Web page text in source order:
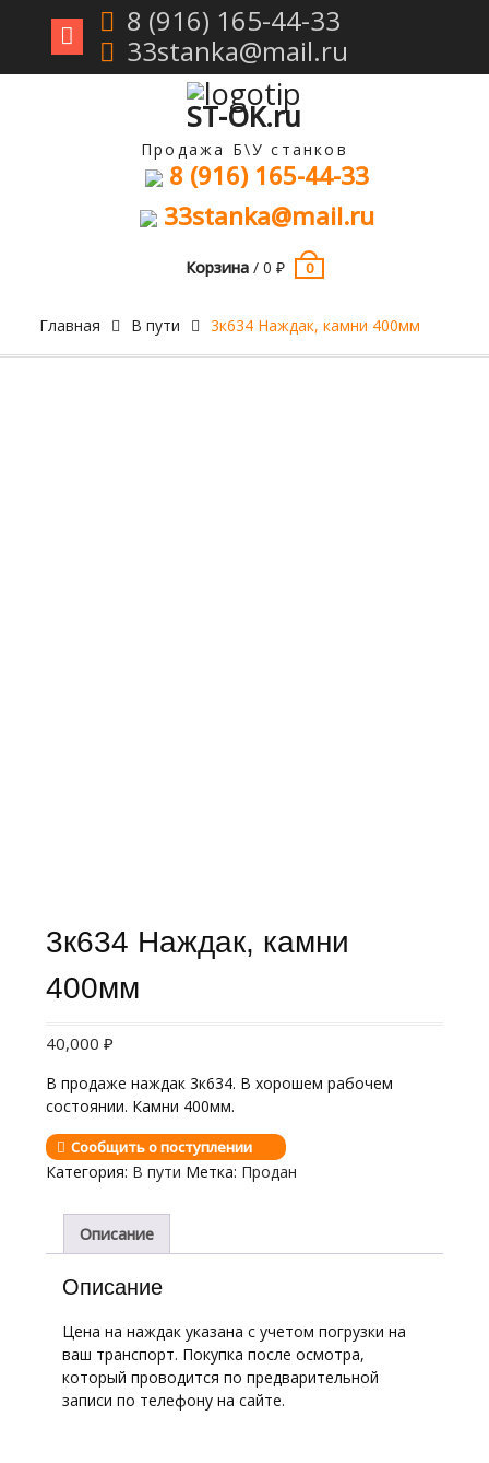
Перейти
8 (916) 165-44-33
33stanka@mail.ru
ST-OK.ru
Продажа Б\У станков
8 (916) 165-44-33
33stanka@mail.ru
Корзина/ 0 ₽ 0
Главная В пути 3к634 Наждак, камни 400мм
3к634 Наждак, камни
400мм
40,000 ₽
В продаже наждак 3к634. В хорошем рабочем
состоянии. Камни 400мм.
Сообщить о поступлении
Категория: В пути Метка: Продан
Описание
Описание
Цена на наждак указана с учетом погрузки на
ваш транспорт. Покупка после осмотра,
который проводится по предварительной
записи по телефону на сайте.